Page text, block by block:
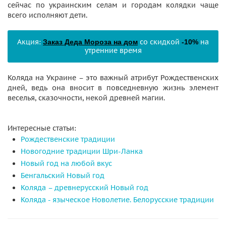
сейчас по украинским селам и городам колядки чаще
всего исполняют дети.
Акция: Заказ Деда Мороза на дом со скидкой -10% на
утренние время
Коляда на Украине – это важный атрибут Рождественских
дней, ведь она вносит в повседневную жизнь элемент
веселья, сказочности, некой древней магии.
Интересные статьи:
Рождественские традиции
Новогодние традиции Шри-Ланка
Новый год на любой вкус
Бенгальский Новый год
Коляда – древнерусский Новый год
Коляда - языческое Новолетие. Белорусские традиции